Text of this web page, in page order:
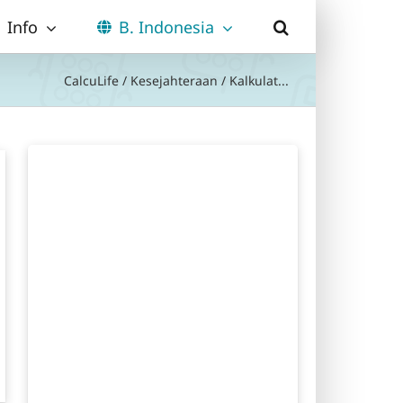
Info B. Indonesia
CalcuLife / Kesejahteraan / Kalkulat...